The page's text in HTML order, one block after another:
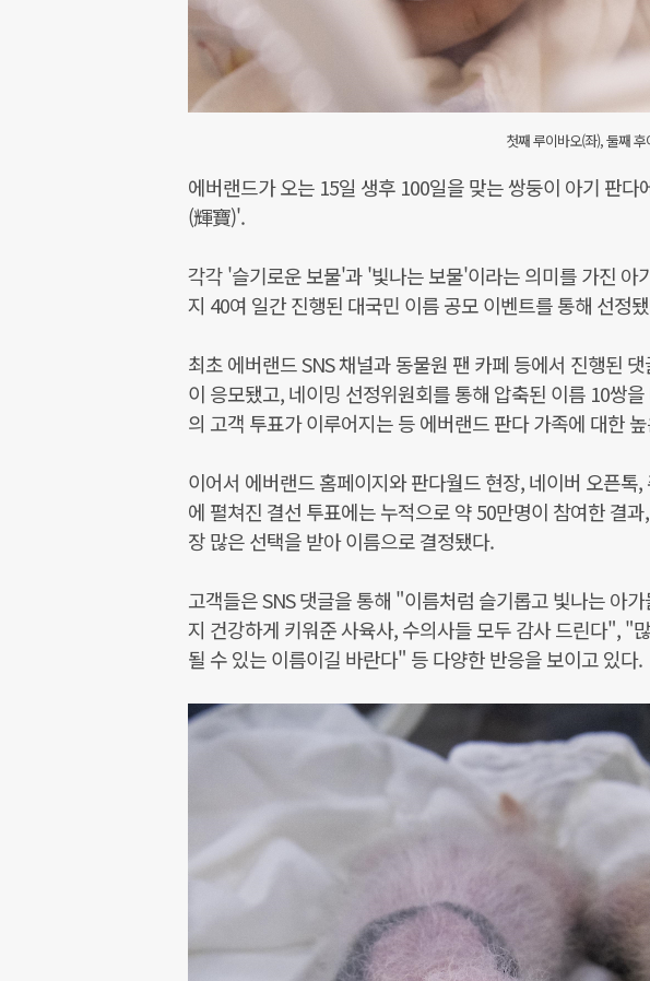
첫째 루이바오(좌), 둘째 후
에버랜드가 오는 15일 생후 100일을 맞는 쌍둥이 아기 판
(輝寶)'.
각각 '슬기로운 보물'과 '빛나는 보물'이라는 의미를 가진 아
지 40여 일간 진행된 대국민 이름 공모 이벤트를 통해 선정
최초 에버랜드 SNS 채널과 동물원 팬 카페 등에서 진행된
이 응모됐고, 네이밍 선정위원회를 통해 압축된 이름 10쌍
의 고객 투표가 이루어지는 등 에버랜드 판다 가족에 대한
이어서 에버랜드 홈페이지와 판다월드 현장, 네이버 오픈
에 펼쳐진 결선 투표에는 누적으로 약 50만명이 참여한 결
장 많은 선택을 받아 이름으로 결정됐다.
고객들은 SNS 댓글을 통해 "이름처럼 슬기롭고 빛나는 아
지 건강하게 키워준 사육사, 수의사들 모두 감사 드린다", "
될 수 있는 이름이길 바란다" 등 다양한 반응을 보이고 있다.